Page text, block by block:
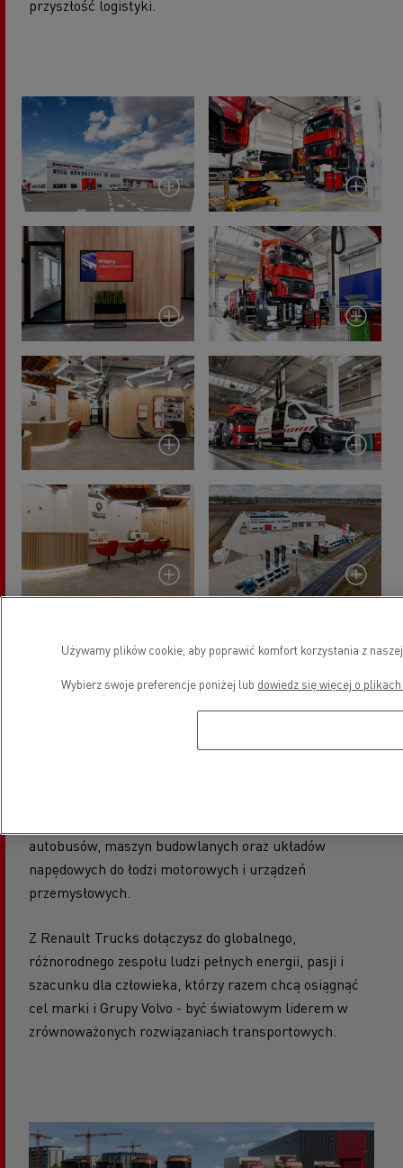
przyszłość logistyki.
autobusów, maszyn budowlanych oraz układów
napędowych do łodzi motorowych i urządzeń
przemysłowych.
Z Renault Trucks dołączysz do globalnego,
różnorodnego zespołu ludzi pełnych energii, pasji i
szacunku dla człowieka, którzy razem chcą osiągnąć
cel marki i Grupy Volvo - być światowym liderem w
zrównoważonych rozwiązaniach transportowych.
Używamy plików cookie, aby poprawić komfort korzystania z
Wybierz swoje preferencje poniżej lub dowiedz się więcej o